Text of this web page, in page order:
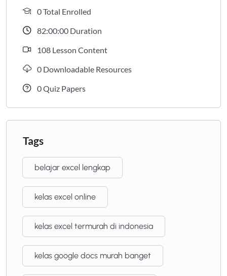
0 Total Enrolled
82:00:00 Duration
108 Lesson Content
0 Downloadable Resources
0 Quiz Papers
Tags
belajar excel lengkap
kelas excel online
kelas excel termurah di indonesia
kelas google docs murah banget